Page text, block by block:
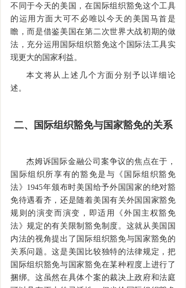
不同于今天的美国，在国际组织豁免这个工具
的运用方面大可不必唯以今天的美国马首是
瞻，而是借鉴美国在第二次世界大战初期的做
法，充分运用国际组织豁免这个国际法工具实
现更大的国家利益。
本文将从上述几个方面分别予以详细论
述。
二、国际组织豁免与国家豁免的关系
杰姆诉国际金融公司案争议的焦点在于，
国际组织所享有的豁免是与《国际组织豁免
法》1945年颁布时美国给予外国国家的绝对豁
免待遇看齐，还是随着美国有关外国国家豁免
规则的演变而演变，即适用《外国主权豁免
法》规定的有关限制豁免制度。这就从美国国
内法的视角提出了国际组织豁免与国家豁免的
关系问题。这是美国比较独特的法律规定，把
国际组织豁免与国家豁免在某种程度上进行了
捆绑。这虽然在具体个案的裁决上政府和法庭